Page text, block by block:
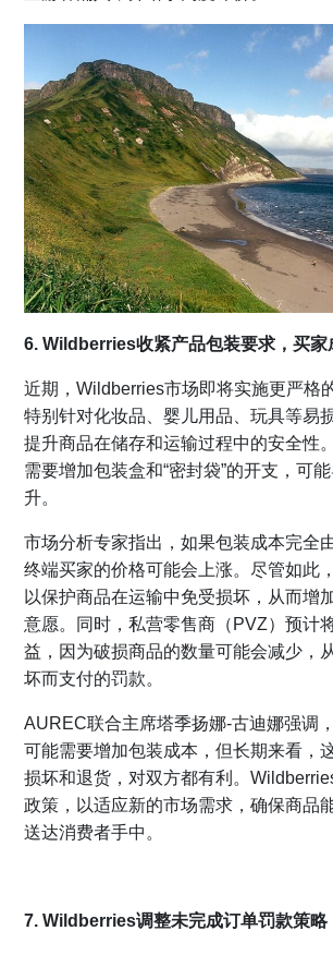
6. Wildberries收紧产品包装要求，买家
近期，Wildberries市场即将实施更严格
特别针对化妆品、婴儿用品、玩具等易
提升商品在储存和运输过程中的安全性
需要增加包装盒和“密封袋”的开支，可
升。
市场分析专家指出，如果包装成本完全
终端买家的价格可能会上涨。尽管如此
以保护商品在运输中免受损坏，从而增
意愿。同时，私营零售商（PVZ）预计
益，因为破损商品的数量可能会减少，
坏而支付的罚款。
AUREC联合主席塔季扬娜-古迪娜强调
可能需要增加包装成本，但长期来看，
损坏和退货，对双方都有利。
政策，以适应新的市场需求，确保商品
送达消费者手中。
7. Wildberries调整未完成订单罚款策略